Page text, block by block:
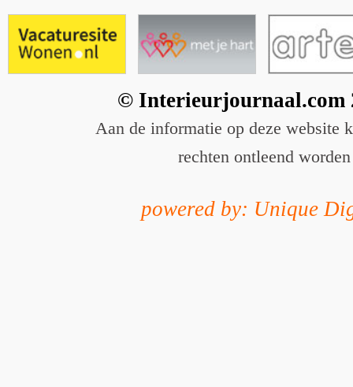
© Interieurjournaal.com
Aan de informatie op deze website
rechten ontleend worden
powered by: Unique